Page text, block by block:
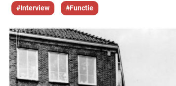
#Interview #Functie